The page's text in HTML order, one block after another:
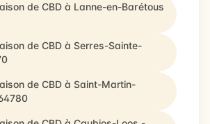
de CBD à Lanne-en-Barétous
de CBD à Serres-Sainte-
de CBD à Saint-Martin-